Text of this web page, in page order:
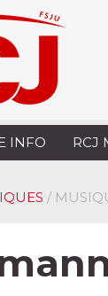
INFO RCJ
/